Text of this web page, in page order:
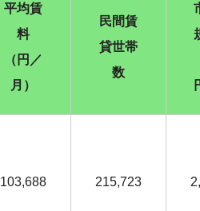
平均賃
料
（円／
月）
民間賃
貸世帯
数
103,688 215,723